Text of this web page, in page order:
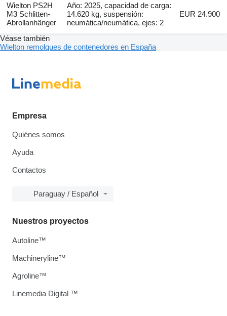
Wielton PS2H
M3 Schlitten-
Abrollanhänger
Año: 2025, capacidad de carga:
14.620 kg, suspensión:
neumática/neumática, ejes: 2
EUR 24.900
Véase también
Wielton remolques de contenedores en España
Empresa
Quiénes somos
Ayuda
Contactos
Paraguay / Español
Nuestros proyectos
Autoline™
Machineryline™
Agroline™
Linemedia Digital ™